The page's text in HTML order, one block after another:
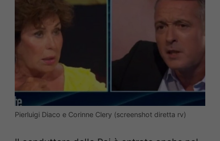
Pierluigi Diaco e Corinne Clery (screenshot diretta rv)